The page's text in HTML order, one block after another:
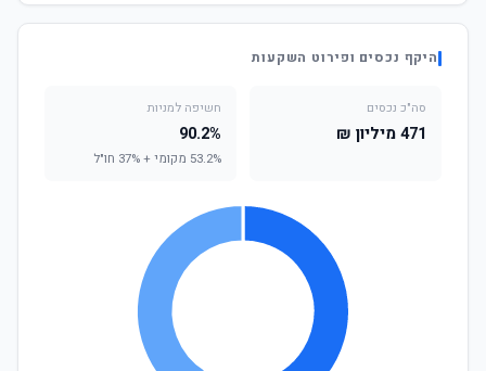
היקף נכסים ופירוט השקעות
סה"כ נכסים
471 מיליון ₪
חשיפה למניות
90.2%
53.2% מקומי + 37% חו"ל